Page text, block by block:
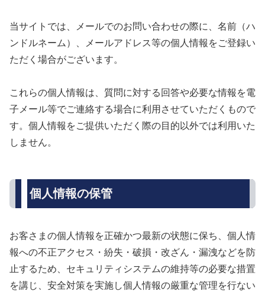
当サイトでは、メールでのお問い合わせの際に、名前（ハ
ンドルネーム）、メールアドレス等の個人情報をご登録い
ただく場合がございます。
これらの個人情報は、質問に対する回答や必要な情報を電
子メール等でご連絡する場合に利用させていただくもので
す。個人情報をご提供いただく際の目的以外では利用いた
しません。
個人情報の保管
お客さまの個人情報を正確かつ最新の状態に保ち、個人情
報への不正アクセス・紛失・破損・改ざん・漏洩などを防
止するため、セキュリティシステムの維持等の必要な措置
を講じ、安全対策を実施し個人情報の厳重な管理を行ない